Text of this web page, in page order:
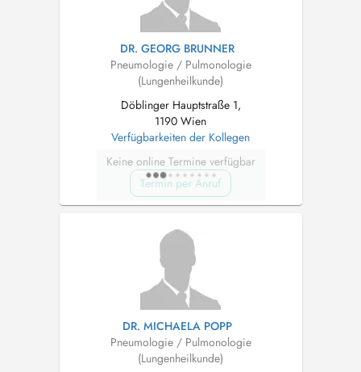
DR. GEORG BRUNNER
Pneumologie / Pulmonologie
(Lungenheilkunde)
Döblinger Hauptstraße 1,
1190 Wien
Verfügbarkeiten der Kollegen
Keine online Termine verfügbar
Termin per Anruf
DR. MICHAELA POPP
Pneumologie / Pulmonologie
(Lungenheilkunde)